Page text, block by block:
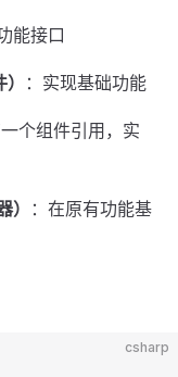
能接口
：实现基础功能
个组件引用，实
：在原有功能基
csharp